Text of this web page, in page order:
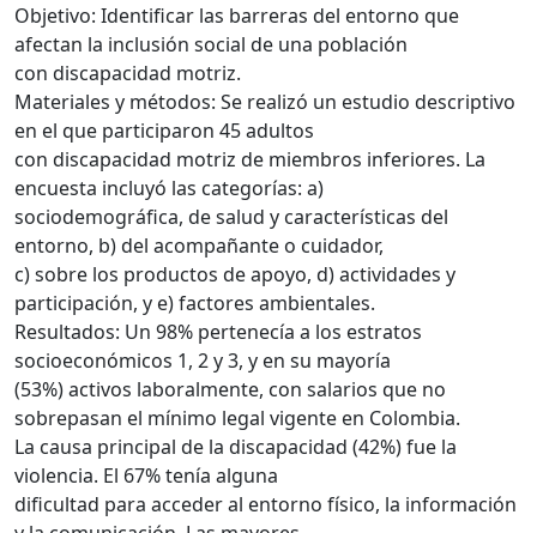
Objetivo: Identificar las barreras del entorno que
afectan la inclusión social de una población
con discapacidad motriz.
Materiales y métodos: Se realizó un estudio descriptivo
en el que participaron 45 adultos
con discapacidad motriz de miembros inferiores. La
encuesta incluyó las categorías: a)
sociodemográfica, de salud y características del
entorno, b) del acompañante o cuidador,
c) sobre los productos de apoyo, d) actividades y
participación, y e) factores ambientales.
Resultados: Un 98% pertenecía a los estratos
socioeconómicos 1, 2 y 3, y en su mayoría
(53%) activos laboralmente, con salarios que no
sobrepasan el mínimo legal vigente en Colombia.
La causa principal de la discapacidad (42%) fue la
violencia. El 67% tenía alguna
dificultad para acceder al entorno físico, la información